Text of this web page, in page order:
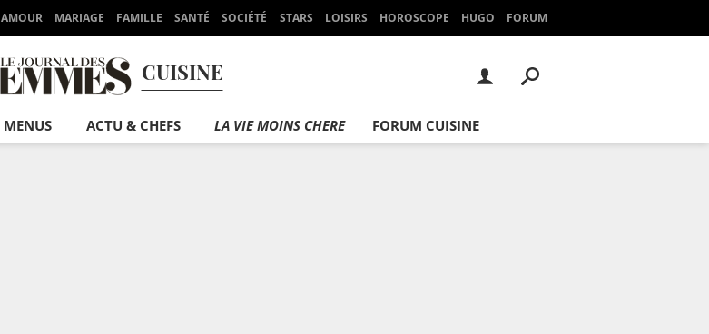
AMOUR MARIAGE FAMILLE SANTÉ SOCIÉTÉ STARS LOISIRS HOROSCOPE HUGO FORUM
CUISINE
MENUS ACTU & CHEFS LA VIE MOINS CHERE FORUM CUISINE